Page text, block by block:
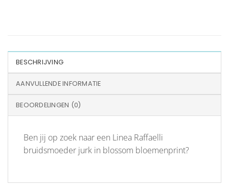
BESCHRIJVING
AANVULLENDE INFORMATIE
BEOORDELINGEN (0)
Ben jij op zoek naar een Linea Raffaelli
bruidsmoeder jurk in blossom bloemenprint?